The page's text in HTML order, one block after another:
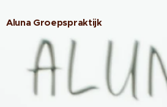
Aluna Groepspraktijk